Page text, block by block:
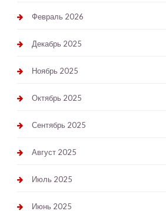
Февраль 2026
Декабрь 2025
Ноябрь 2025
Октябрь 2025
Сентябрь 2025
Август 2025
Июль 2025
Июнь 2025